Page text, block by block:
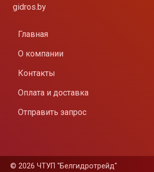
gidros.by
Главная
О компании
Контакты
Оплата и доставка
Отправить запрос
© 2026 ЧТУП "Белгидротрейд"